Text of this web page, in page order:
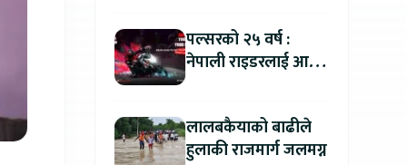
यामाहाको घोषणा
पल्सरको २५ वर्ष :
नेपाली राइडरलाई आफ्नै
सुनौलो अवसर
लालबकैयाको बाढीले
हुलाकी राजमार्ग जलमग्न